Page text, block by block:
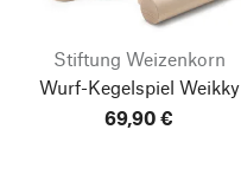
Stiftung Weizenkorn
Wurf-Kegelspiel Weikky
69,90 €